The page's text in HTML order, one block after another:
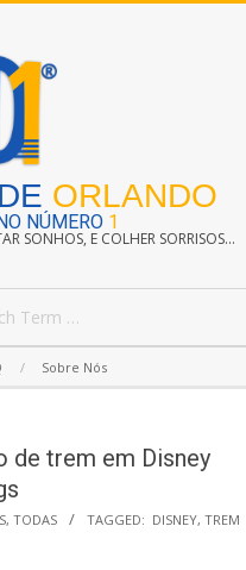
ORLANDO
NÚMERO 1
SONHOS, E COLHER SORRISOS...
Sobre Nós
de trem em Disney
, TODAS TAGGED: DISNEY, TREM